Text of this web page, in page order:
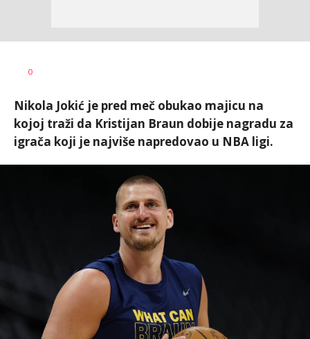
AUTOR
0
Nikola Jokić je pred meč obukao majicu na
kojoj traži da Kristijan Braun dobije nagradu za
igrača koji je najviše napredovao u NBA ligi.